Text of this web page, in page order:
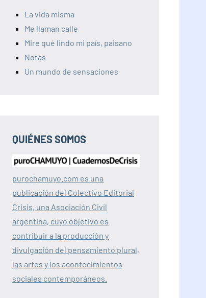
La vida misma
Me llaman calle
Mire qué lindo mi país, paisano
Notas
Un mundo de sensaciones
QUIÉNES SOMOS
purochamuyo.com es una
publicación del Colectivo Editorial
Crisis, una Asociación Civil
argentina, cuyo objetivo es
contribuir a la producción y
divulgación del pensamiento plural,
las artes y los acontecimientos
sociales contemporáneos.